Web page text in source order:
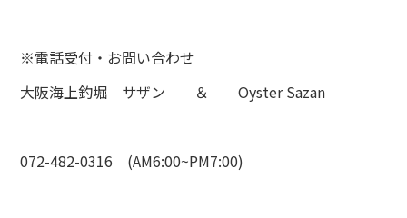
※電話受付・お問い合わせ
大阪海上釣堀 サザン ＆ Oyster Sazan
072-482-0316 (AM6:00~PM7:00)